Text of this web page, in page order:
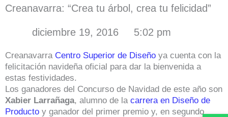
Creanavarra: “Crea tu árbol, crea tu felicidad”
diciembre 19, 2016 5:02 pm
Creanavarra Centro Superior de Diseño ya cuenta con la
felicitación navideña oficial para dar la bienvenida a
estas festividades.
Los ganadores del Concurso de Navidad de este año son
Xabier Larrañaga, alumno de la carrera en Diseño de
Producto y ganador del primer premio y, en segundo